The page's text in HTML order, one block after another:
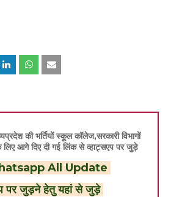
की भर्तियों स्कूल कॉलेज,सरकारी विभागों
लिए आगे दिए दी गई लिंक से व्हाट्सएप पर जुड़े
All Update
पर जुड़ने हेतु यहां से जुड़े